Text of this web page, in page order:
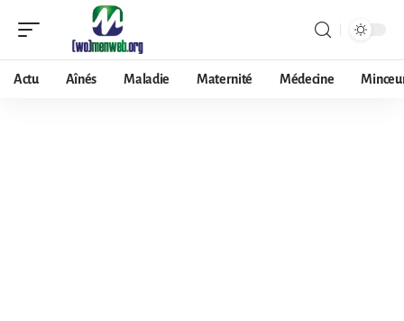
Actu Aînés Maladie Maternité Médecine